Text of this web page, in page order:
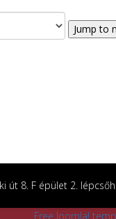
Jump to
út 8. F épület 2.
Free Joomla!